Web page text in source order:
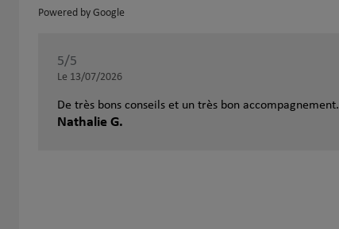
Powered by Google
5/5
Le 13/07/2026
De très bons conseils et un très bon accompagnement.
Nathalie G.